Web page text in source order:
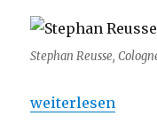
Stephan Reusse,
„Stephan Reusse
weiterlesen